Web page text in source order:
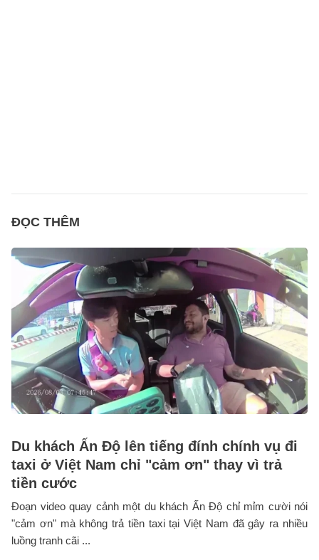
ĐỌC THÊM
Du khách Ấn Độ lên tiếng đính chính vụ đi
taxi ở Việt Nam chỉ "cảm ơn" thay vì trả
tiền cước
Đoạn video quay cảnh một du khách Ấn Độ chỉ mỉm cười nói
"cảm ơn" mà không trả tiền taxi tại Việt Nam đã gây ra nhiều
luồng tranh cãi ...